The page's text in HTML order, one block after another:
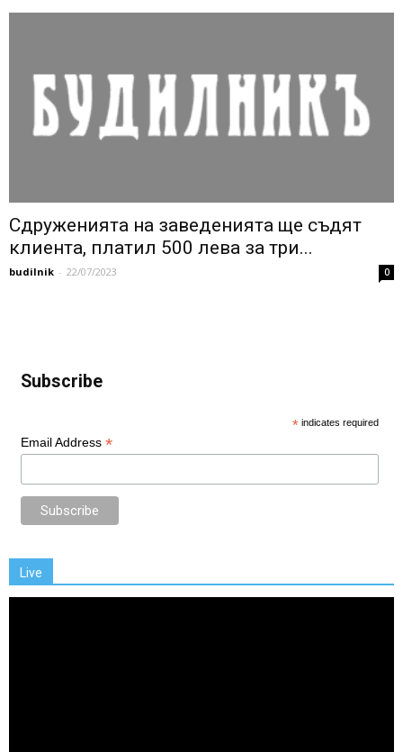
Сдруженията на заведенията ще съдят
клиента, платил 500 лева за три...
budilnik - 22/07/2023 0
Subscribe
* indicates required
Email Address *
Live